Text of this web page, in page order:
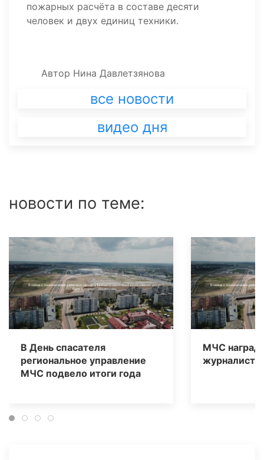
пожарных расчёта в составе десяти
человек и двух единиц техники.
Автор Нина Давлетзянова
все новости
видео дня
новости по теме:
В День спасателя
региональное управление
МЧС подвело итоги года
МЧС